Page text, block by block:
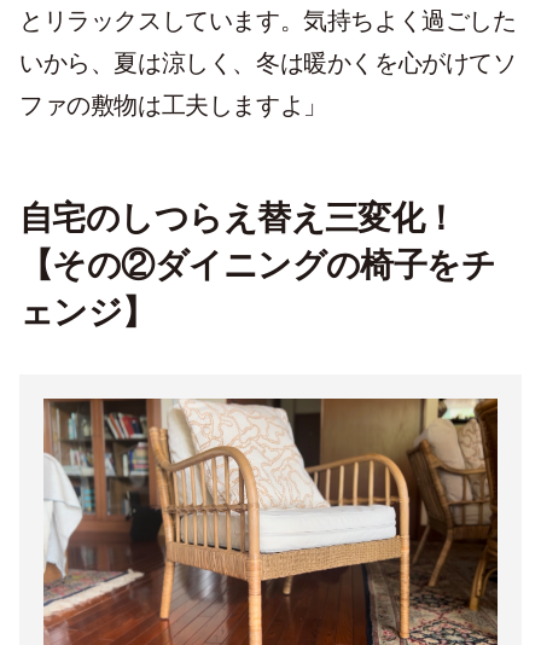
とリラックスしています。気持ちよく過ごした
いから、夏は涼しく、冬は暖かくを心がけてソ
ファの敷物は工夫しますよ」
自宅のしつらえ替え三変化！
【その②ダイニングの椅子をチ
ェンジ】